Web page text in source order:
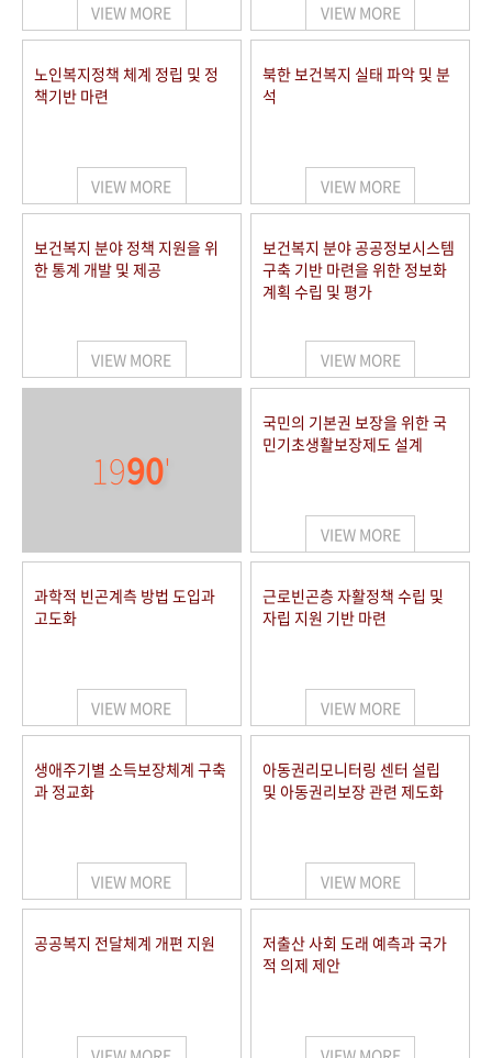
VIEW MORE VIEW MORE
노인복지정책 체계 정립 및 정
책기반 마련
VIEW MORE
북한 보건복지 실태 파악 및 분
석
VIEW MORE
보건복지 분야 정책 지원을 위
한 통계 개발 및 제공
VIEW MORE
보건복지 분야 공공정보시스템
구축 기반 마련을 위한 정보화
계획 수립 및 평가
VIEW MORE
1990'
국민의 기본권 보장을 위한 국
민기초생활보장제도 설계
VIEW MORE
과학적 빈곤계측 방법 도입과
고도화
VIEW MORE
근로빈곤층 자활정책 수립 및
자립 지원 기반 마련
VIEW MORE
생애주기별 소득보장체계 구축
과 정교화
VIEW MORE
아동권리모니터링 센터 설립
및 아동권리보장 관련 제도화
VIEW MORE
공공복지 전달체계 개편 지원
저출산 사회 도래 예측과 국가
적 의제 제안